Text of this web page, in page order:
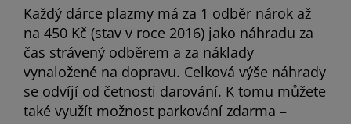
Každý dárce plazmy má za 1 odběr nárok až
na 450 Kč (stav v roce 2016) jako náhradu za
čas strávený odběrem a za náklady
vynaložené na dopravu. Celková výše náhrady
se odvíjí od četnosti darování. K tomu můžete
také využít možnost parkování zdarma –